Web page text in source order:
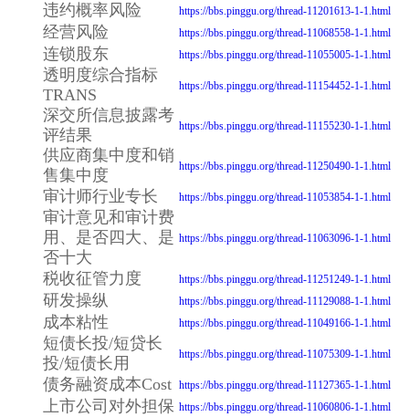
违约概率风险 https://bbs.pinggu.org/thread-11201613-1-1.html
经营风险 https://bbs.pinggu.org/thread-11068558-1-1.html
连锁股东 https://bbs.pinggu.org/thread-11055005-1-1.html
透明度综合指标
TRANS
https://bbs.pinggu.org/thread-11154452-1-1.html
深交所信息披露考
评结果
https://bbs.pinggu.org/thread-11155230-1-1.html
供应商集中度和销
售集中度
https://bbs.pinggu.org/thread-11250490-1-1.html
审计师行业专长 https://bbs.pinggu.org/thread-11053854-1-1.html
审计意见和审计费
用、是否四大、是
否十大
https://bbs.pinggu.org/thread-11063096-1-1.html
税收征管力度 https://bbs.pinggu.org/thread-11251249-1-1.html
研发操纵 https://bbs.pinggu.org/thread-11129088-1-1.html
成本粘性 https://bbs.pinggu.org/thread-11049166-1-1.html
短债长投/短贷长
投/短债长用
https://bbs.pinggu.org/thread-11075309-1-1.html
债务融资成本Cost https://bbs.pinggu.org/thread-11127365-1-1.html
上市公司对外担保 https://bbs.pinggu.org/thread-11060806-1-1.html